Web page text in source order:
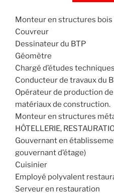
Monteur en structures
Couvreur
Dessinateur du BTP
Géomètre
Chargé d’études
Conducteur de travaux du
Opérateur de production
matériaux de construction.
Monteur en structures
HÔTELLERIE,
Gouvernant en
gouvernant d’étage)
Cuisinier
Employé polyvalent
Serveur en restauration